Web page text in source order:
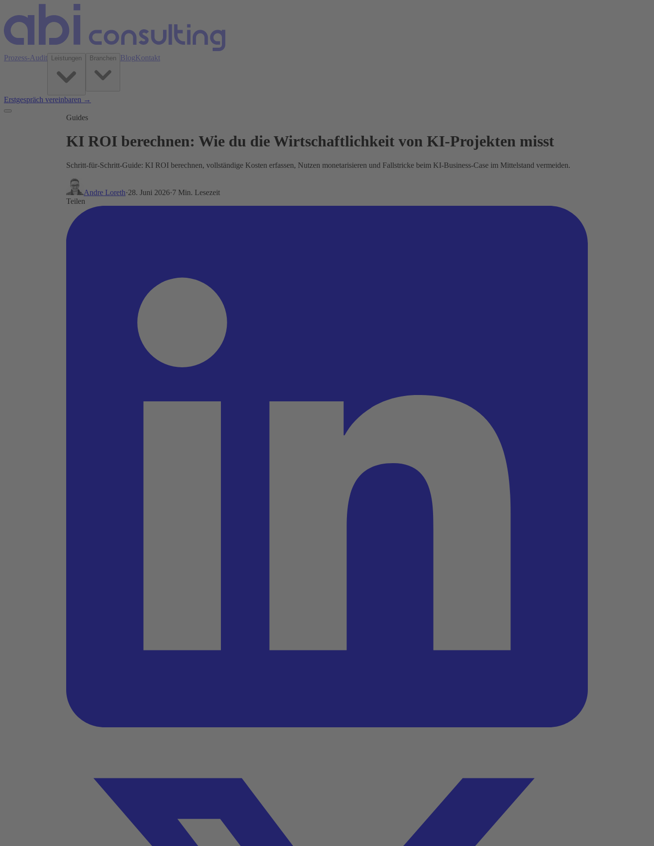
Prozess-Audit Leistungen Branchen BlogKontakt
Erstgespräch vereinbaren →
Guides
KI ROI berechnen: Wie du die Wirtschaftlichkeit von KI-Projekten misst
Schritt-für-Schritt-Guide: KI ROI berechnen, vollständige Kosten erfassen, Nutzen monetarisieren und Fallstricke beim KI-Business-Case im Mittelstand vermeiden.
Andre Loreth·28. Juni 2026·7 Min. Lesezeit
Teilen